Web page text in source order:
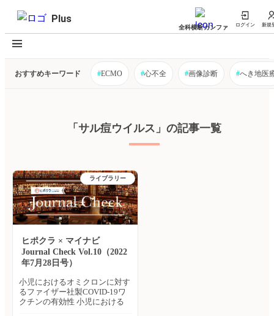
Plus
全科横断カンファ ログイン 新規
おすすめキーワード #ECMO #心不全 #画像診断 #へき地医
「サル痘ウイルス」の記事一覧
ライブラリー
ヒポクラ × マイナビ
Journal Check Vol.10（2022
年7月28日号）
小児におけるオミクロンに対す
るファイザー社製COVID-19ワ
クチンの有効性 小児における